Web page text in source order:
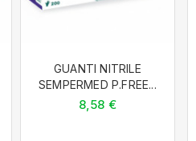
GUANTI NITRILE
SEMPERMED P.FREE...
8,58 €